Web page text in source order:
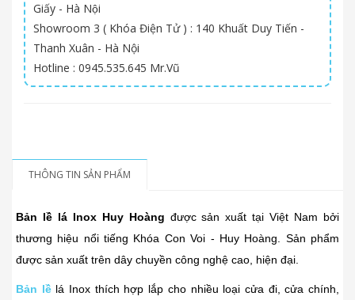
Giấy - Hà Nội
Showroom 3 ( Khóa Điện Tử ) : 140 Khuất Duy Tiến -
Thanh Xuân - Hà Nội
Hotline : 0945.535.645 Mr.Vũ
THÔNG TIN SẢN PHẨM
Bản lề lá Inox Huy Hoàng được sản xuất tại Việt Nam bởi
thương hiệu nổi tiếng Khóa Con Voi - Huy Hoàng. Sản phẩm
được sản xuất trên dây chuyền công nghệ cao, hiện đại.
Bản lềlá Inox thích hợp lắp cho nhiều loại cửa đi, cửa chính,